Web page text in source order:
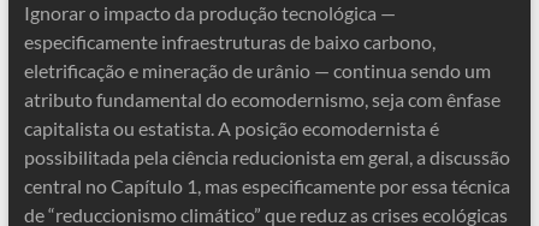
Ignorar o impacto da produção tecnológica —
especificamente infraestruturas de baixo carbono,
eletrificação e mineração de urânio — continua sendo um
atributo fundamental do ecomodernismo, seja com ênfase
capitalista ou estatista. A posição ecomodernista é
possibilitada pela ciência reducionista em geral, a discussão
central no Capítulo 1, mas especificamente por essa técnica
de “reduccionismo climático” que reduz as crises ecológicas